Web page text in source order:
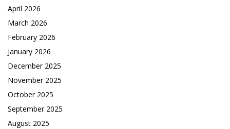
April 2026
March 2026
February 2026
January 2026
December 2025
November 2025
October 2025
September 2025
August 2025